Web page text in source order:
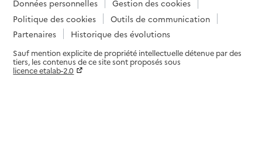
Données personnelles
Gestion des cookies
Politique des cookies
Outils de communication
Partenaires
Historique des évolutions
Sauf mention explicite de propriété intellectuelle détenue par des
tiers, les contenus de ce site sont proposés sous
licence etalab-2.0